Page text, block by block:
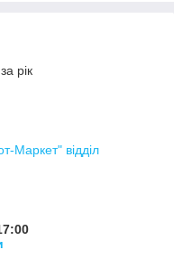
для косіння
за м'якою
запущених
жорстких бур'янів і
лад на
це всі вихідні,
техніку:
створення рівного
як ручна коса
рік
Маркет" відділ